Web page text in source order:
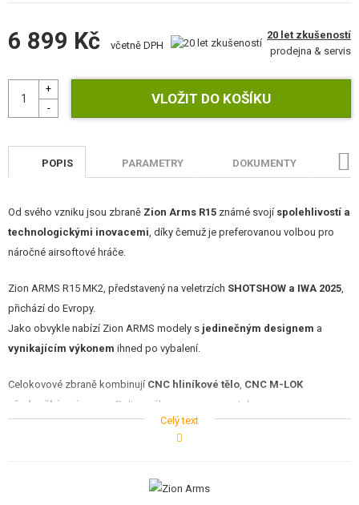
TERČE, STŘELNICE
OUTDOOR A BUSHCRAFT
JÍDLO
POŠKOZENÉ, POUŽITÉ ZBOŽÍ
SLEVY, AKCE
KONTAKT
6 899 Kč včetně DPH
20 let zkušeností
prodejna & servis
POPIS PARAMETRY DOKUMENTY
Od svého vzniku jsou zbraně Zion Arms R15 známé svojí spolehlivostí a
technologickými inovacemi, díky čemuž je preferovanou volbou pro
náročné airsoftové hráče.
Zion ARMS R15 MK2, představený na veletrzích SHOTSHOW a IWA 2025,
přichází do Evropy.
Jako obvykle nabízí Zion ARMS modely s jedinečným designem a
vynikajícím výkonem ihned po vybalení.
Celokovové zbraně kombinují CNC hliníkové tělo, CNC M-LOK
předpažbí a výsuvnou Delta pažbu s programovatelnou procesorovou
jednotkou NEBULA. Získáte tak skvělou zbraň, která vám umožní
maximálně si užít váš airsoftový zážitek.
Hlavní inovací těchto nových modelů je integrace nového Mosfetu
Celý text